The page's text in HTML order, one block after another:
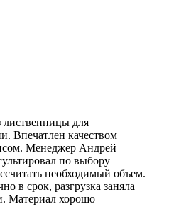
лиственницы для
Впечатлен качеством
Менеджер Андрей
по выбору
необходимый объем.
в срок, разгрузка заняла
Материал хорошо